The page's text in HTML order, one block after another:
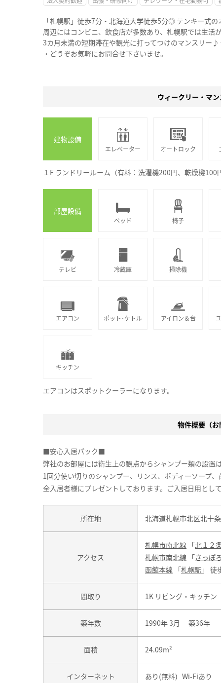
「札幌駅」徒歩7分・北海道大学徒歩5分◎ テンキー式
周辺にはコンビニ、飲食店が多数あり、札幌駅では生活
3カ月未満の短期滞在や観光に打ってつけのマンスリー
・どうぞお気軽にお問合せ下さいませ。
ウィークリー・マ
建物設備
エレベーター オートロック
１F ランドリールーム（有料：洗濯機200円、乾燥機100
部屋設備
ベッド 椅子
テレビ 冷蔵庫 掃除機
エアコン ポット･ケトル アイロン＆台
キッチン
エアコンはスポットクーラーになります。
物件概要（
■安心入居パック■
弊社のお部屋には衛生上の観点からシャンプー類の設置
1回分使い切りのシャンプー、リンス、ボディーソープ
全入居者様にプレゼントしております。ご入居日用とし
所在地 北海道札幌市北区北十
アクセス
札幌市南北線 「北１２
札幌市南北線 「さっぽ
函館本線 「札幌駅 」 徒
間取り 1K リビング・キッチン
築年数 1990年 3月 築36年
面積 24.09m²
インターネット あり(無料) Wi-Fiあり